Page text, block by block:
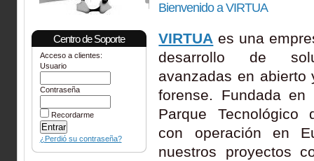
Bienvenido a VIRTUA
VIRTUA es una
desarrollo de
avanzadas en
forense. Fundada
Parque Tecnológico
con operación en
nuestros proyectos
Centro de Soporte
Acceso a clientes:
Usuario
Contraseña
Recordarme
¿Perdió su contraseña?